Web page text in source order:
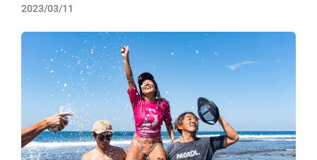
2023/03/11